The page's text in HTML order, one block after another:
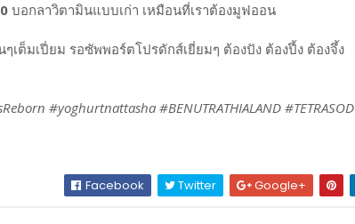
บอกลาวิตามินแบบเก่า เหมือนที่เราต้องมูฟออน
เต็มเปี่ยม รอซัพพอร์ตโปรดักส์เยี่ยมๆ ต้องปัง ต้องปึ้ง ต้องจึ้ง
#yoghurtnattasha #BENUTRATHIALAND #TETRASOD
Facebook Twitter Google+